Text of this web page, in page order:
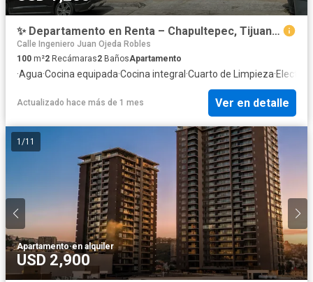
✨ Departamento en Renta – Chapultepec, Tijuana ✨
Calle Ingeniero Juan Ojeda Robles
100 m²2 Recámaras2 BañosApartamento
·Agua·Cocina equipada·Cocina integral ·Cuarto de Limpieza·
Actualizado hace más de 1 mes Ver en detalle
1 /11
Apartamento·en alquiler
USD 2,900